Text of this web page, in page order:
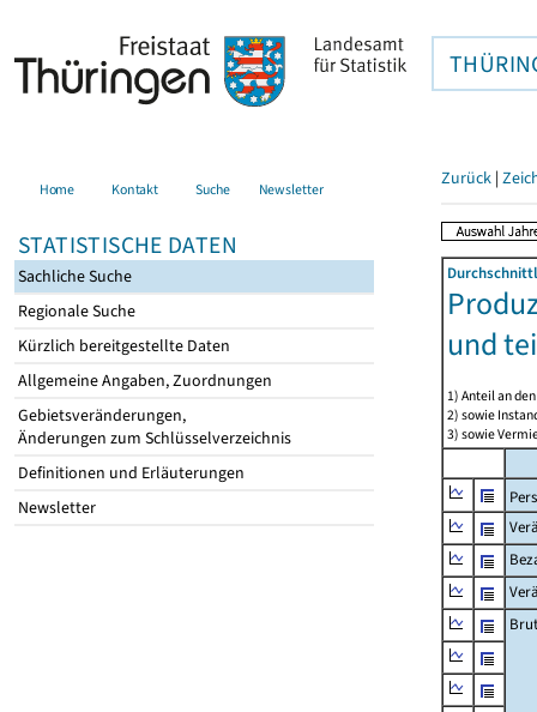
Home Kontakt Suche Newsletter
STATISTISCHE DATEN
Sachliche Suche
Regionale Suche
Kürzlich bereitgestellte Daten
Allgemeine Angaben, Zuordnungen
Gebietsveränderungen,
Änderungen zum Schlüsselverzeichnis
Definitionen und Erläuterungen
Newsletter
Zurück |
und
1) Anteil an
2) sowie
3) sowie